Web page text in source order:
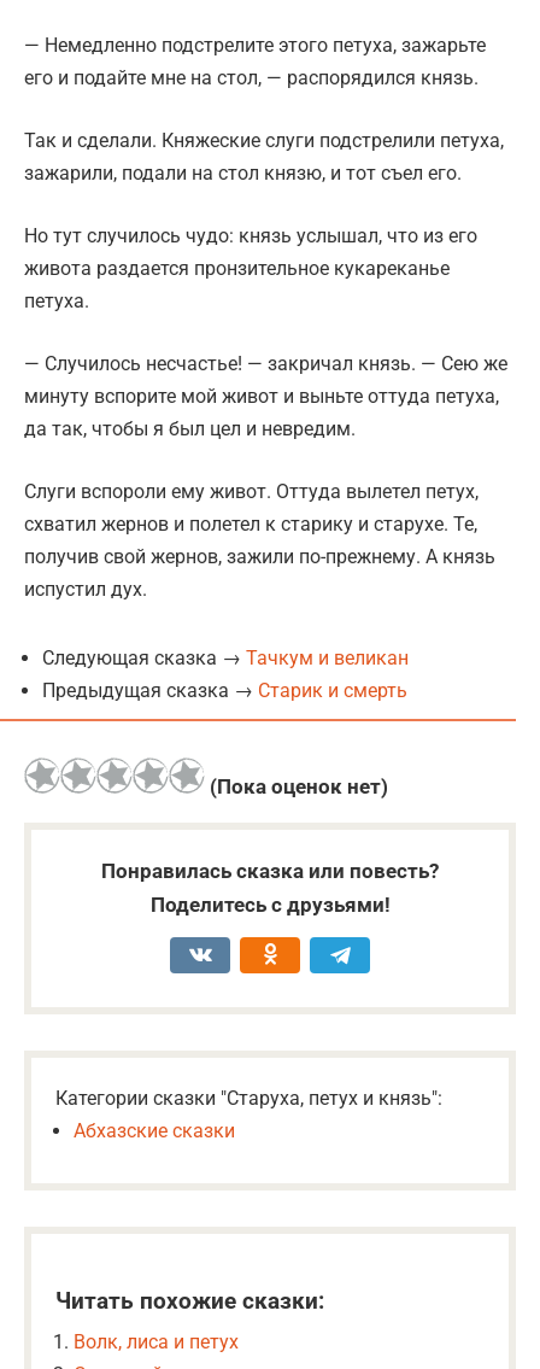
— Немедленно подстрелите этого петуха, зажарьте
его и подайте мне на стол, — распорядился князь.
Так и сделали. Княжеские слуги подстрелили петуха,
зажарили, подали на стол князю, и тот съел его.
Но тут случилось чудо: князь услышал, что из его
живота раздается пронзительное кукареканье
петуха.
— Случилось несчастье! — закричал князь. — Сею же
минуту вспорите мой живот и выньте оттуда петуха,
да так, чтобы я был цел и невредим.
Слуги вспороли ему живот. Оттуда вылетел петух,
схватил жернов и полетел к старику и старухе. Те,
получив свой жернов, зажили по-прежнему. А князь
испустил дух.
Следующая сказка → Тачкум и великан
Предыдущая сказка → Старик и смерть
(Пока оценок нет)
Понравилась сказка или повесть?
Поделитесь с друзьями!
Категории сказки "Старуха, петух и князь":
Абхазские сказки
Читать похожие сказки:
Волк, лиса и петух